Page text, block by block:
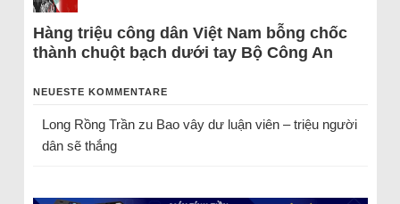
Hàng triệu công dân Việt Nam bỗng chốc
thành chuột bạch dưới tay Bộ Công An
NEUESTE KOMMENTARE
Long Rồng Trầnzu Bao vây dư luận viên – triệu người
dân sẽ thắng